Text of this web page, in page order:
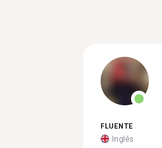
FLUENTE
Inglês